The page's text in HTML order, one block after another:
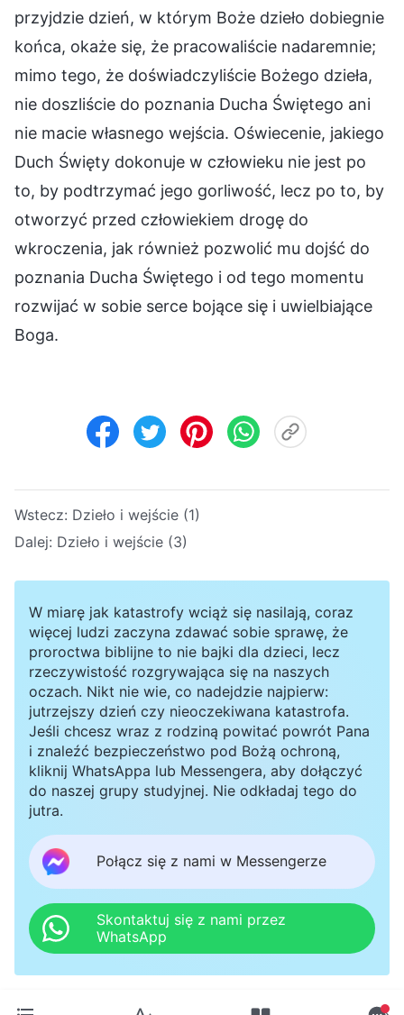
przyjdzie dzień, w którym Boże dzieło dobiegnie
końca, okaże się, że pracowaliście nadaremnie;
mimo tego, że doświadczyliście Bożego dzieła,
nie doszliście do poznania Ducha Świętego ani
nie macie własnego wejścia. Oświecenie, jakiego
Duch Święty dokonuje w człowieku nie jest po
to, by podtrzymać jego gorliwość, lecz po to, by
otworzyć przed człowiekiem drogę do
wkroczenia, jak również pozwolić mu dojść do
poznania Ducha Świętego i od tego momentu
rozwijać w sobie serce bojące się i uwielbiające
Boga.
Wstecz: Dzieło i wejście (1)
Dalej: Dzieło i wejście (3)
W miarę jak katastrofy wciąż się nasilają, coraz
więcej ludzi zaczyna zdawać sobie sprawę, że
proroctwa biblijne to nie bajki dla dzieci, lecz
rzeczywistość rozgrywająca się na naszych
oczach. Nikt nie wie, co nadejdzie najpierw:
jutrzejszy dzień czy nieoczekiwana katastrofa.
Jeśli chcesz wraz z rodziną powitać powrót Pana
i znaleźć bezpieczeństwo pod Bożą ochroną,
kliknij WhatsAppa lub Messengera, aby dołączyć
do naszej grupy studyjnej. Nie odkładaj tego do
jutra.
Połącz się z nami w Messengerze
Skontaktuj się z nami przez
WhatsApp